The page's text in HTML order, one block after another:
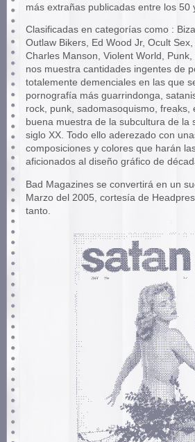
más extrañas publicadas entre los 50
Clasificadas en categorías como :
Outlaw Bikers, Ed Wood Jr, Ocult
Charles Manson, Violent World,
nos muestra cantidades ingentes de
totalemente demenciales en las que
pornografía más guarrindonga,
rock, punk, sadomasoquismo, freaks,
buena muestra de la subcultura de la
siglo XX. Todo ello aderezado con
composiciones y colores que harán
aficionados al diseño gráfico de
Bad Magazines se convertirá en un
Marzo del 2005, cortesía de
tanto.